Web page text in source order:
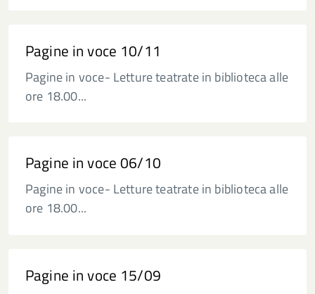
Pagine in voce 10/11
Pagine in voce- Letture teatrate in biblioteca alle
ore 18.00...
Pagine in voce 06/10
Pagine in voce- Letture teatrate in biblioteca alle
ore 18.00...
Pagine in voce 15/09